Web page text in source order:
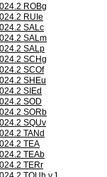
ROBg
RUIe
SALc
SALm
SALp
SCHg
SCOf
SHEu
SIEd
SOD
SORb
SQUv
TANd
TEA
TEAb
TERr